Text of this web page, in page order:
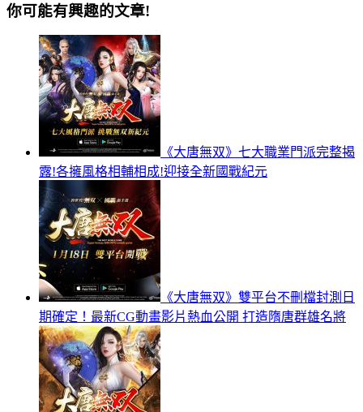
你可能有興趣的文章!
《大唐無双》七大職業門派完整揭
露!各擁風格相輔相成!迎接全新國戰紀元
《大唐無双》雙平台不刪檔封測日
期確定！最新CG動畫影片熱血公開 打造隋唐群雄名將